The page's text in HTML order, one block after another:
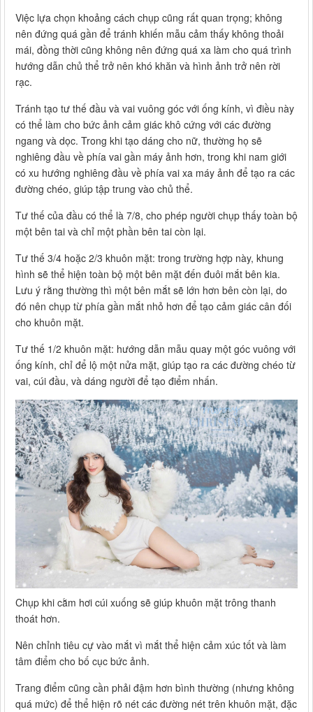
Việc lựa chọn khoảng cách chụp cũng rất quan trọng; không
nên đứng quá gần để tránh khiến mẫu cảm thấy không thoải
mái, đồng thời cũng không nên đứng quá xa làm cho quá trình
hướng dẫn chủ thể trở nên khó khăn và hình ảnh trở nên rời
rạc.
Tránh tạo tư thế đầu và vai vuông góc với ống kính, vì điều này
có thể làm cho bức ảnh cảm giác khô cứng với các đường
ngang và dọc. Trong khi tạo dáng cho nữ, thường họ sẽ
nghiêng đầu về phía vai gần máy ảnh hơn, trong khi nam giới
có xu hướng nghiêng đầu về phía vai xa máy ảnh để tạo ra các
đường chéo, giúp tập trung vào chủ thể.
Tư thế của đầu có thể là 7/8, cho phép người chụp thấy toàn bộ
một bên tai và chỉ một phần bên tai còn lại.
Tư thế 3/4 hoặc 2/3 khuôn mặt: trong trường hợp này, khung
hình sẽ thể hiện toàn bộ một bên mặt đến đuôi mắt bên kia.
Lưu ý rằng thường thì một bên mắt sẽ lớn hơn bên còn lại, do
đó nên chụp từ phía gần mắt nhỏ hơn để tạo cảm giác cân đối
cho khuôn mặt.
Tư thế 1/2 khuôn mặt: hướng dẫn mẫu quay một góc vuông với
ống kính, chỉ để lộ một nửa mặt, giúp tạo ra các đường chéo từ
vai, cúi đầu, và dáng người để tạo điểm nhấn.
Chụp khi cằm hơi cúi xuống sẽ giúp khuôn mặt trông thanh
thoát hơn.
Nên chỉnh tiêu cự vào mắt vì mắt thể hiện cảm xúc tốt và làm
tâm điểm cho bố cục bức ảnh.
Trang điểm cũng cần phải đậm hơn bình thường (nhưng không
quá mức) để thể hiện rõ nét các đường nét trên khuôn mặt, đặc